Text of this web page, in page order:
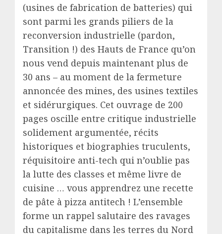
(usines de fabrication de batteries) qui
sont parmi les grands piliers de la
reconversion industrielle (pardon,
Transition !) des Hauts de France qu’on
nous vend depuis maintenant plus de
30 ans – au moment de la fermeture
annoncée des mines, des usines textiles
et sidérurgiques. Cet ouvrage de 200
pages oscille entre critique industrielle
solidement argumentée, récits
historiques et biographies truculents,
réquisitoire anti-tech qui n’oublie pas
la lutte des classes et même livre de
cuisine … vous apprendrez une recette
de pâte à pizza antitech ! L’ensemble
forme un rappel salutaire des ravages
du capitalisme dans les terres du Nord